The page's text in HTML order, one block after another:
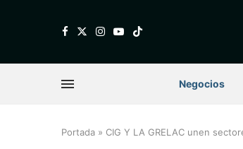
Negocios
Portada » CIG Y LA GRELAC unen